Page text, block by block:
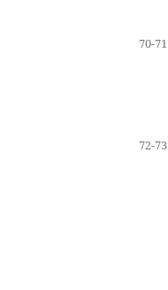
70-71
72-73